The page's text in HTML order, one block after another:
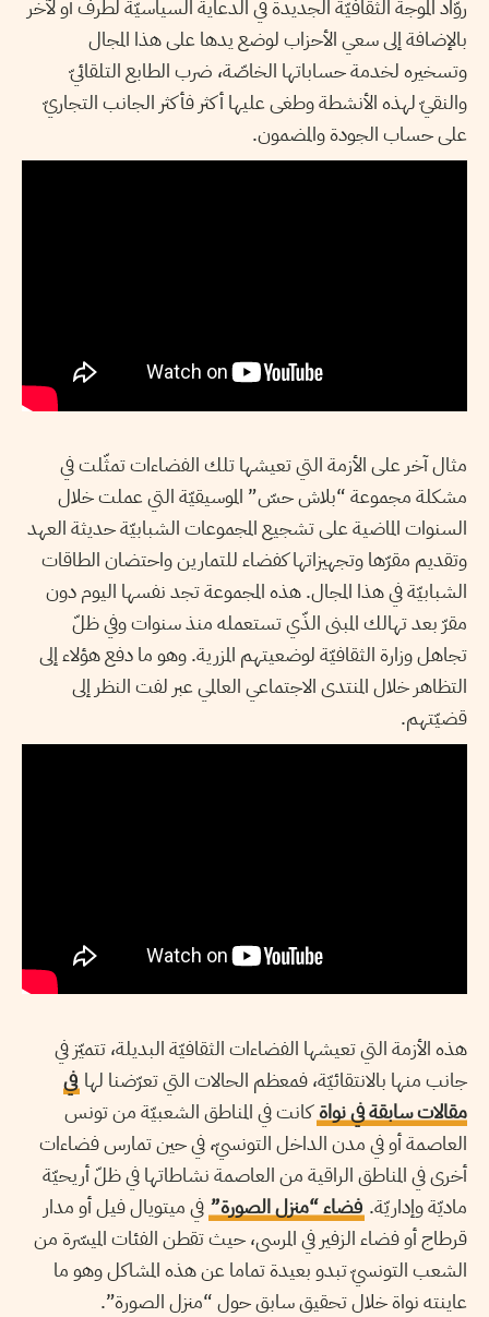
روّاد الموجة الثقافيّة الجديدة في الدعاية السياسيّة لطرف أو لآخر
بالإضافة إلى سعي الأحزاب لوضع يدها على هذا المجال
وتسخيره لخدمة حساباتها الخاصّة، ضرب الطابع التلقائيّ
والنقيّ لهذه الأنشطة وطغى عليها أكثر فأكثر الجانب التجاريّ
على حساب الجودة والمضمون.
مثال آخر على الأزمة التي تعيشها تلك الفضاءات تمثّلت في
مشكلة مجموعة “بلاش حسّ” الموسيقيّة التي عملت خلال
السنوات الماضية على تشجيع المجموعات الشبابيّة حديثة العهد
وتقديم مقرّها وتجهيزاتها كفضاء للتمارين واحتضان الطاقات
الشبابيّة في هذا المجال. هذه المجموعة تجد نفسها اليوم دون
مقرّ بعد تهالك المبنى الذّي تستعمله منذ سنوات وفي ظلّ
تجاهل وزارة الثقافيّة لوضعيتهم المزرية. وهو ما دفع هؤلاء إلى
التظاهر خلال المنتدى الاجتماعي العالمي عبر لفت النظر إلى
قضيّتهم.
هذه الأزمة التي تعيشها الفضاءات الثقافيّة البديلة، تتميّز في
جانب منها بالانتقائيّة، فمعظم الحالات التي تعرّضنا لها في
مقالات سابقة في نواةكانت في المناطق الشعبيّة من تونس
العاصمة أو في مدن الداخل التونسيّ، في حين تمارس فضاءات
أخرى في المناطق الراقية من العاصمة نشاطاتها في ظلّ أريحيّة
ماديّة وإداريّة. فضاء “منزل الصورة” في ميتويال فيل أو مدار
قرطاج أو فضاء الزفير في المرسى، حيث تقطن الفئات الميسّرة من
الشعب التونسيّ تبدو بعيدة تماما عن هذه المشاكل وهو ما
عاينته نواة خلال تحقيق سابق حول “منزل الصورة”.